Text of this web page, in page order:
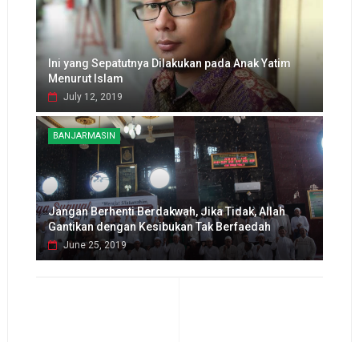
Ini yang Sepatutnya Dilakukan pada Anak Yatim
Menurut Islam
July 12, 2019
BANJARMASIN
Jangan Berhenti Berdakwah, Jika Tidak, Allah
Gantikan dengan Kesibukan Tak Berfaedah
June 25, 2019